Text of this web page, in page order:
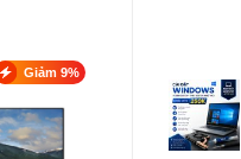
Giảm 9%